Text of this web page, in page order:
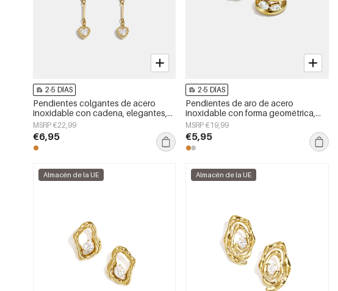
2-5 DÍAS
Pendientes colgantes de acero
inoxidable con cadena, elegantes,
ideales para reuniones o fiestas.
Colección de lujo para mujer.
MSRP €22,99
€6,95
2-5 DÍAS
Pendientes de aro de acero
inoxidable con forma geométrica,
sencillos, de la serie Daily Simple,
joyería para mujer.
MSRP €19,99
€5,95
Almacén de la UE Almacén de la UE